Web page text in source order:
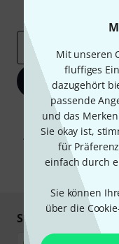
Mit unseren
fluffiges
dazugehört
passende
und das
Sie okay ist,
für
einfach durch
Sie können
über die
E-Mail-Adresse
Mit Klick auf „Jetzt
Werbung und einer
Abmeldung ist jederzeit
Sicher einkaufen